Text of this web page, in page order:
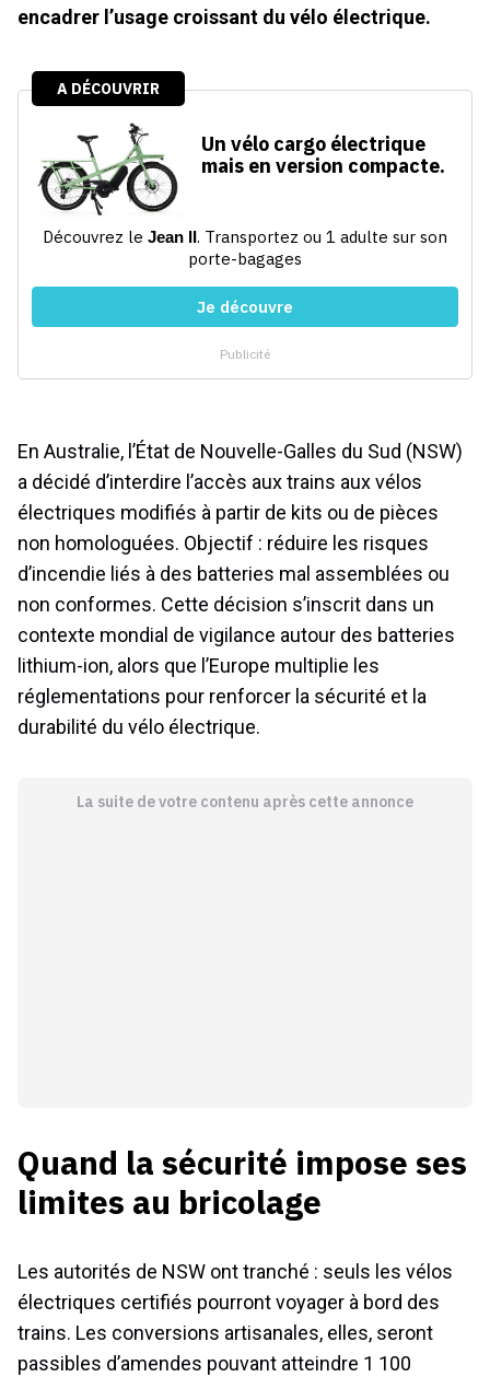
encadrer l’usage croissant du vélo électrique.
En Australie, l’État de Nouvelle-Galles du Sud (NSW)
a décidé d’interdire l’accès aux trains aux vélos
électriques modifiés à partir de kits ou de pièces
non homologuées. Objectif : réduire les risques
d’incendie liés à des batteries mal assemblées ou
non conformes. Cette décision s’inscrit dans un
contexte mondial de vigilance autour des batteries
lithium-ion, alors que l’Europe multiplie les
réglementations pour renforcer la sécurité et la
durabilité du vélo électrique.
La suite de votre contenu après cette annonce
Quand la sécurité impose ses
limites au bricolage
Les autorités de NSW ont tranché : seuls les vélos
électriques certifiés pourront voyager à bord des
trains. Les conversions artisanales, elles, seront
passibles d’amendes pouvant atteindre 1 100